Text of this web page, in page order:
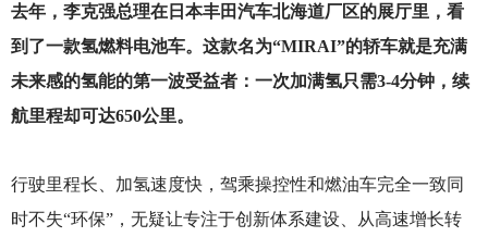
去年，李克强总理在日本丰田汽车北海道厂区的展厅里，看
到了一款氢燃料电池车。这款名为“MIRAI”的轿车就是充满
未来感的氢能的第一波受益者：一次加满氢只需3-4分钟，续
航里程却可达650公里。
行驶里程长、加氢速度快，驾乘操控性和燃油车完全一致同
时不失“环保”，无疑让专注于创新体系建设、从高速增长转